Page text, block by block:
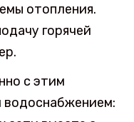
отопления.
горячей
с этим
водоснабжением: